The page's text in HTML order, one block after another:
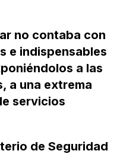
no contaba con
e indispensables
a las
a una extrema
servicios
de Seguridad